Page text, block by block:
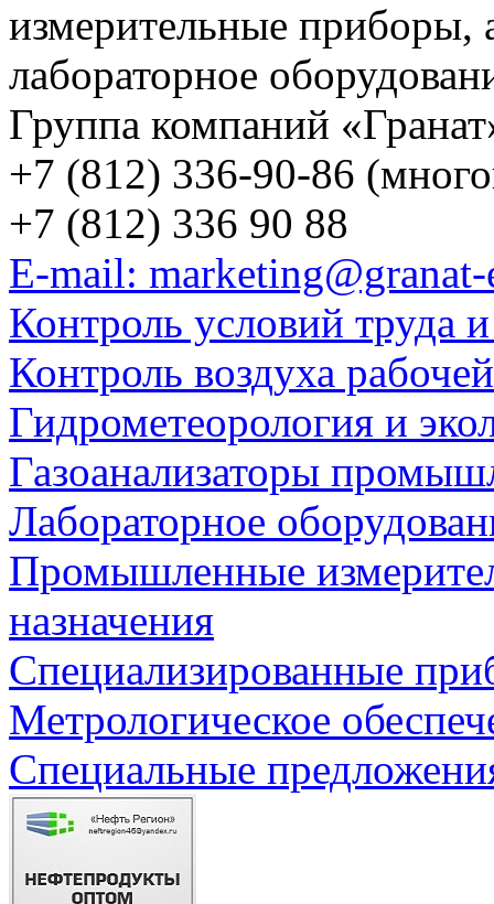
измерительные приборы,
лабораторное
Группа компаний
+7 (812) 336-90-86
+7 (812) 336 90 88
E-mail:
Контроль условий труда
Контроль воздуха
Гидрометеорология и
Газоанализаторы
Лабораторное
Промышленные
назначения
Специализированные
Метрологическое
Специальные